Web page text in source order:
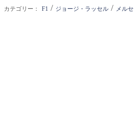
カテゴリー： F1 / ジョージ・ラッセル / メル